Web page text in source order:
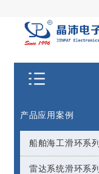
产品应用案例
船舶海工滑环系列
雷达系统滑环系列